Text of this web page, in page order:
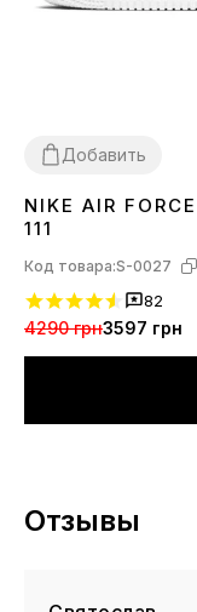
Добавить
3637 38 39 40414243
NIKE AIR
111
Код товара:S-0027
82
4290 грн3597 грн
Отзывы